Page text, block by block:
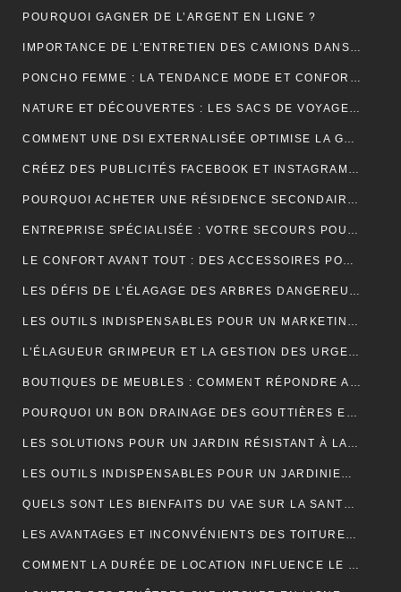
POURQUOI GAGNER DE L’ARGENT EN LIGNE ?
IMPORTANCE DE L’ENTRETIEN DES CAMIONS DANS LE MONDE DU TRANSPORT ROUTIER
PONCHO FEMME : LA TENDANCE MODE ET CONFORT POUR L’HIVER
NATURE ET DÉCOUVERTES : LES SACS DE VOYAGE À COMPRESSION POUR OPTIMISER CHAQUE AVENTURE
COMMENT UNE DSI EXTERNALISÉE OPTIMISE LA GESTION DE VOTRE SYSTÈME D’INFORMATION ?
CRÉEZ DES PUBLICITÉS FACEBOOK ET INSTAGRAM EFFICACES POUR VOTRE BUSINESS
POURQUOI ACHETER UNE RÉSIDENCE SECONDAIRE DANS LA STATION BALNÉAIRE DE PORTICCIO EN CORSE DU SUD, DANS LE GOLFE D’AJACCIO ?
ENTREPRISE SPÉCIALISÉE : VOTRE SECOURS POUR FACILITER VOTRE DÉMÉNAGEMENT
LE CONFORT AVANT TOUT : DES ACCESSOIRES POUR JOUER PENDANT DES HEURES
LES DÉFIS DE L’ÉLAGAGE DES ARBRES DANGEREUX EN MILIEU RÉSIDENTIEL
LES OUTILS INDISPENSABLES POUR UN MARKETING DIGITAL RÉUSSI
L’ÉLAGUEUR GRIMPEUR ET LA GESTION DES URGENCES SUR LES ARBRES DANGEREUX
BOUTIQUES DE MEUBLES : COMMENT RÉPONDRE AUX EXIGENCES DES CLIENTS POINTILLEUX ?
POURQUOI UN BON DRAINAGE DES GOUTTIÈRES EST ESSENTIEL POUR VOTRE MAISON ?
LES SOLUTIONS POUR UN JARDIN RÉSISTANT À LA SÉCHERESSE
LES OUTILS INDISPENSABLES POUR UN JARDINIER PROFESSIONNEL
QUELS SONT LES BIENFAITS DU VAE SUR LA SANTÉ ?
LES AVANTAGES ET INCONVÉNIENTS DES TOITURES EN BARDEAUX
COMMENT LA DURÉE DE LOCATION INFLUENCE LE PRIX D’UNE BENNE ?